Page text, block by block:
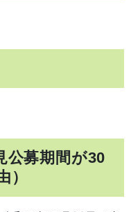
公募期間が30
）